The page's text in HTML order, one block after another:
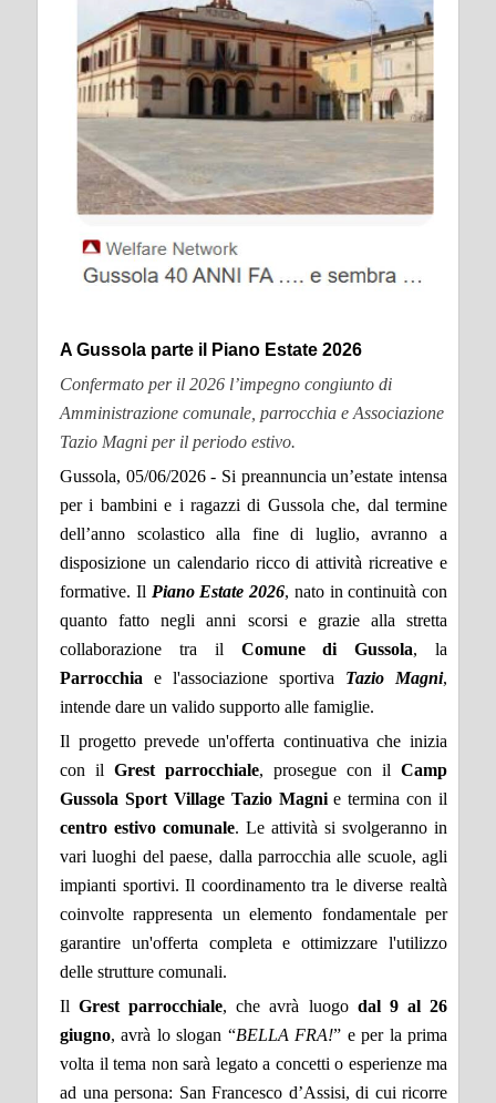
A Gussola parte il Piano Estate 2026
Confermato per il 2026 l’impegno congiunto di
Amministrazione comunale, parrocchia e Associazione
Tazio Magni per il periodo estivo.
Gussola, 05/06/2026 - Si preannuncia un’estate intensa
per i bambini e i ragazzi di Gussola che, dal termine
dell’anno scolastico alla fine di luglio, avranno a
disposizione un calendario ricco di attività ricreative e
formative. Il Piano Estate 2026, nato in continuità con
quanto fatto negli anni scorsi e grazie alla stretta
collaborazione tra il Comune di Gussola, la
Parrocchia e l'associazione sportiva Tazio Magni,
intende dare un valido supporto alle famiglie.
Il progetto prevede un'offerta continuativa che inizia
con il Grest parrocchiale, prosegue con il Camp
Gussola Sport Village Tazio Magnie termina con il
centro estivo comunale. Le attività si svolgeranno in
vari luoghi del paese, dalla parrocchia alle scuole, agli
impianti sportivi. Il coordinamento tra le diverse realtà
coinvolte rappresenta un elemento fondamentale per
garantire un'offerta completa e ottimizzare l'utilizzo
delle strutture comunali.
IlGrest parrocchiale, che avrà luogo dal 9 al 26
giugno, avrà lo slogan “BELLA FRA!” e per la prima
volta il tema non sarà legato a concetti o esperienze ma
ad una persona: San Francesco d’Assisi, di cui ricorre